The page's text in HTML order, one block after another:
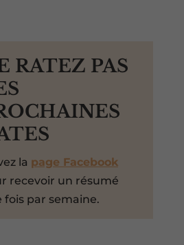
RATEZ PAS
la page Facebook
recevoir un résumé
fois par semaine.